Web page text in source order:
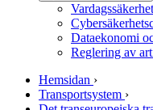
Dataekonomi
Reglering av
Hemsidan ›
Transportsystem ›